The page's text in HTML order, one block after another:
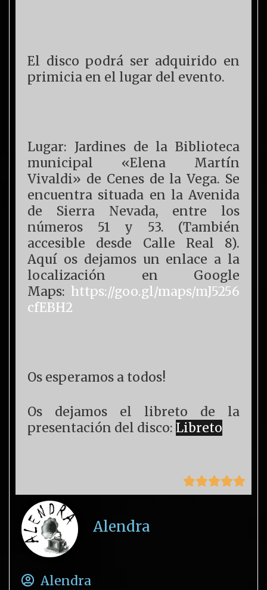
El disco podrá ser adquirido en
primicia en el lugar del evento.
Lugar: Jardines de la Biblioteca
municipal «Elena Martín
Vivaldi» de Cenes de la Vega. Se
encuentra situada en la Avenida
de Sierra Nevada, entre los
números 51 y 53. (También
accesible desde Calle Real 8).
Aquí os dejamos un enlace a la
localización en Google
Maps: https://goo.gl/maps/mJ5256
cfEBH2
Os esperamos a todos!
Os dejamos el libreto de la
presentación del disco: Libreto

Alendra
Alendra